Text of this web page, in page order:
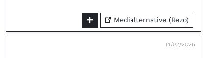
Medialternative (Rezo)
14/02/2026